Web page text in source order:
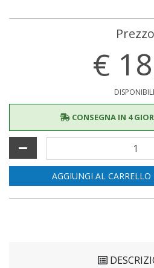
Prezzo
€
CONSEGNA IN 4
AGGIUNGI AL CARRELLO